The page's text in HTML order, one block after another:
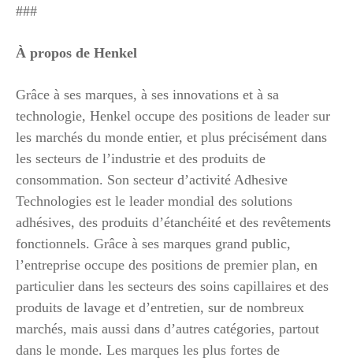
###
À propos de Henkel
Grâce à ses marques, à ses innovations et à sa
technologie, Henkel occupe des positions de leader sur
les marchés du monde entier, et plus précisément dans
les secteurs de l’industrie et des produits de
consommation. Son secteur d’activité Adhesive
Technologies est le leader mondial des solutions
adhésives, des produits d’étanchéité et des revêtements
fonctionnels. Grâce à ses marques grand public,
l’entreprise occupe des positions de premier plan, en
particulier dans les secteurs des soins capillaires et des
produits de lavage et d’entretien, sur de nombreux
marchés, mais aussi dans d’autres catégories, partout
dans le monde. Les marques les plus fortes de